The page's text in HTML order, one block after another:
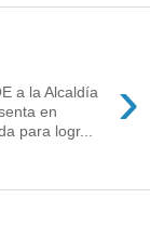
›
a la Alcaldía
en
para logr...